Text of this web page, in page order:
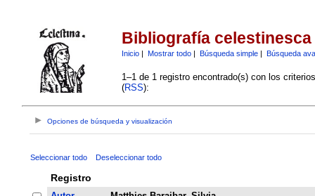
Bibliografía celestinesca
Inicio| Mostrar todo| Búsqueda simple| Búsqueda
1–1 de 1 registro encontrado(s) con los
(RSS):
Opciones de búsqueda y visualización
Seleccionar todo Deseleccionar todo
Registro